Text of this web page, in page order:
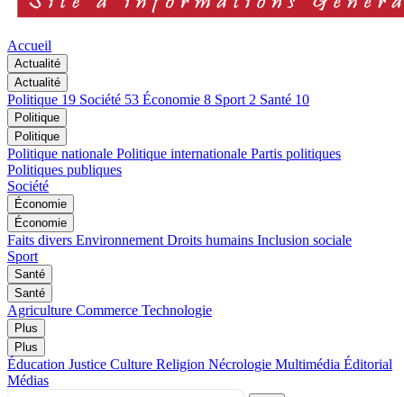
Accueil
Actualité
Actualité
Politique 19 Société 53 Économie 8 Sport 2 Santé 10
Politique
Politique
Politique nationale Politique internationale Partis politiques
Politiques publiques
Société
Économie
Économie
Faits divers Environnement Droits humains Inclusion sociale
Sport
Santé
Santé
Agriculture Commerce Technologie
Plus
Plus
Éducation Justice Culture Religion Nécrologie Multimédia Éditorial
Médias